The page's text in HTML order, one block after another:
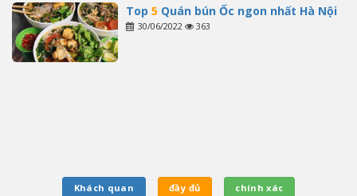
Top 5 Quán bún Ốc ngon nhất Hà Nội
30/06/2022 363
Khách quan đầy đủ chính xác